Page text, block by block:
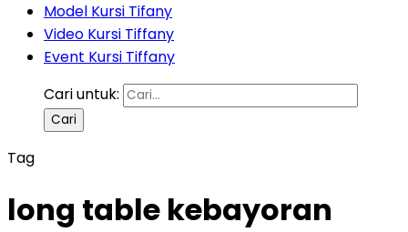
Model Kursi Tifany
Video Kursi Tiffany
Event Kursi Tiffany
Cari untuk:
Tag
long table kebayoran